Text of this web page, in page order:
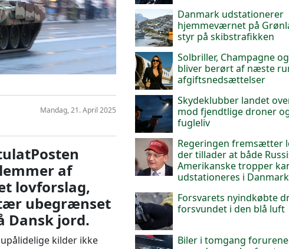
Mandag, 21. April 2025
af
lovforslag,
ubegrænset
Dansk jord.
kilder ikke
Danmark udstationerer
hjemmeværnet på
styr på skibstrafikken
Solbriller, Champagne
bliver berørt af næste
afgiftsnedsættelser
Skydeklubber landet
mod fjendtlige droner
fugleliv
Regeringen fremsætter
der tillader at både
Amerikanske tropper
udstationeres i Danmark
Forsvarets nyindkøbte
forsvundet i den blå luft
Biler i tomgang